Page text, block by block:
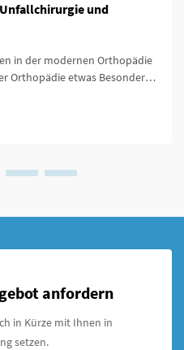
und
in der modernen Orthopädie
Orthopädie etwas Besonderes
ist ...
anfordern
in Kürze mit Ihnen in
setzen.